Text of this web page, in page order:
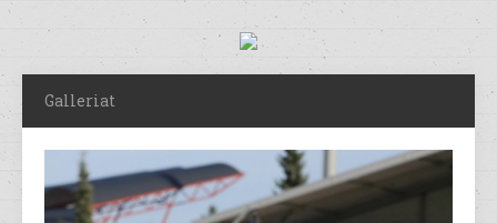
Galleriat